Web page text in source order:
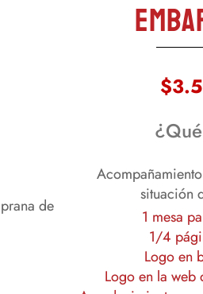
de
situación
1 mesa
1/4
Logo en
Logo en la